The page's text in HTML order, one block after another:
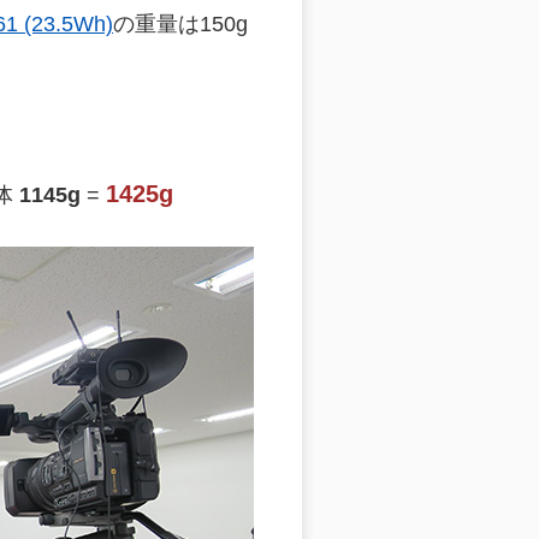
(23.5Wh)の重量は150g
1145g = 1425g